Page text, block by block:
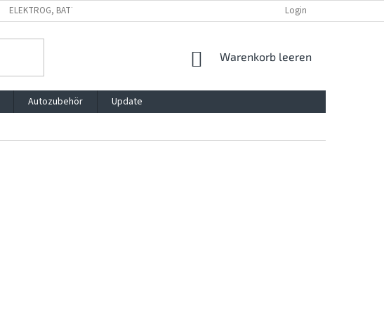
ELEKTROG, BATTG, VERPACKG REKLAMATION UND WIDDERRUFSRECHT
Login
WARENKORB
Warenkorb leeren
Autozubehör
Update